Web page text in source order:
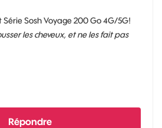
Série Sosh Voyage 200 Go 4G/5G!
les cheveux, et ne les fait pas
Répondre